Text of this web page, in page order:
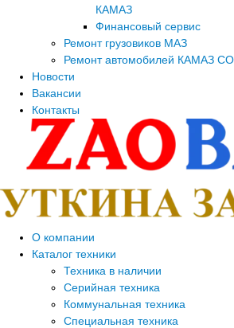
КАМАЗ
Финансовый сервис
Ремонт грузовиков МАЗ
Ремонт автомобилей КАМАЗ
Новости
Вакансии
Контакты
О компании
Каталог техники
Техника в наличии
Серийная техника
Коммунальная техника
Специальная техника